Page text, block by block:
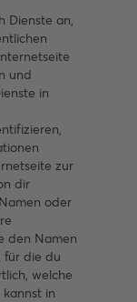
Dienste an,
und
in
zur
dir
oder
den Namen
für die du
welche
in